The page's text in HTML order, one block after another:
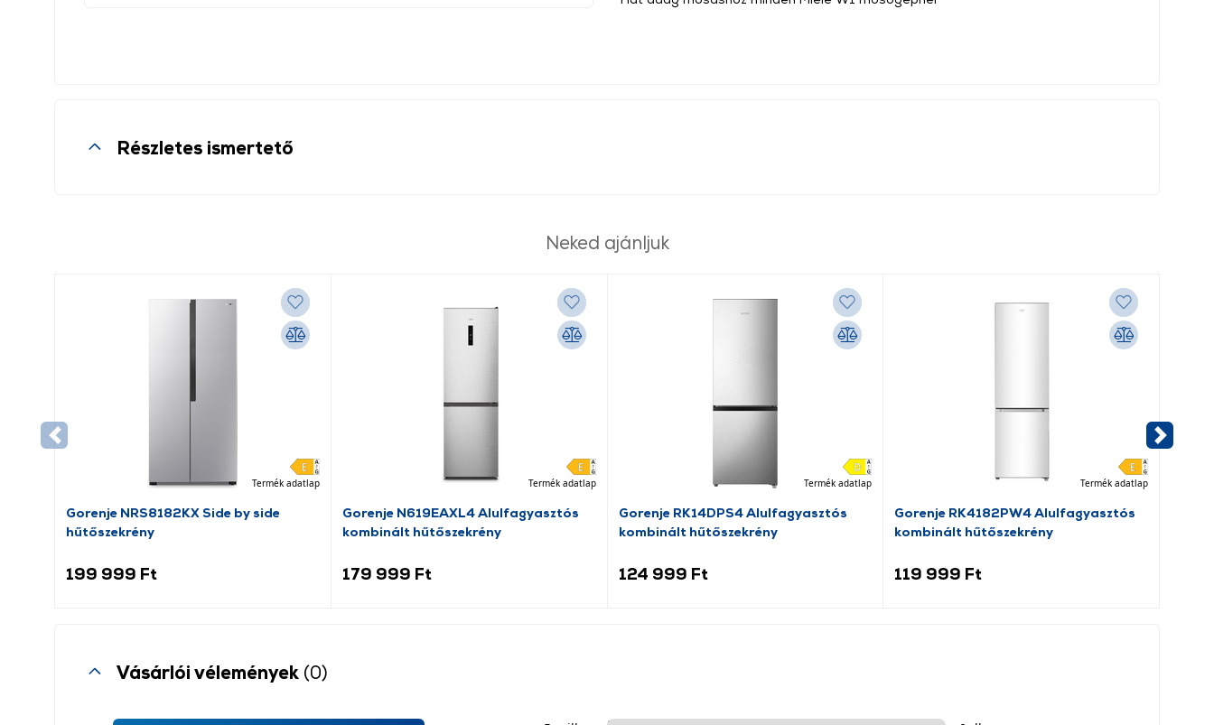
Részletes ismertető
Neked ajánljuk
Termék adatlap
Gorenje NRS8182KX Side by side
hűtőszekrény
199 999 Ft
Termék adatlap
Gorenje N619EAXL4 Alulfagyasztós
kombinált hűtőszekrény
179 999 Ft
Termék adatlap
Gorenje RK14DPS4 Alulfagyasztós
kombinált hűtőszekrény
124 999 Ft
Termék adatlap
Gorenje RK4182PW4 Alulfagyasztós
kombinált hűtőszekrény
119 999 Ft
Vásárlói vélemények (0)